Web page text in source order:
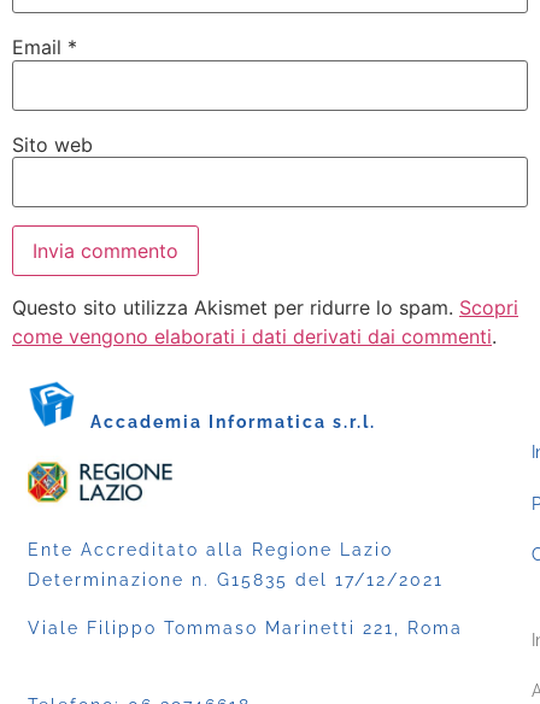
Email *
Sito web
Questo sito utilizza Akismet per ridurre lo spam. Scopri
come vengono elaborati i dati derivati dai commenti.
Accademia Informatica s.r.l.
Ente Accreditato alla Regione Lazio
Determinazione n. G15835 del 17/12/2021
Viale Filippo Tommaso Marinetti 221, Roma